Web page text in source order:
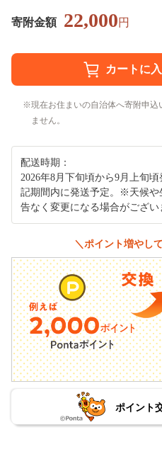
寄附金額 22,000円
現在お住まいの自治体へ寄附申
ません。
配送時期：
2026年8月下旬頃から9月上旬
記期間内に発送予定。※天候や
告なく変更になる場合がござい
＼ポイント増やし
ポイント